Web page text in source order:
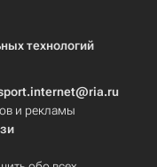
технологий
и рекламы